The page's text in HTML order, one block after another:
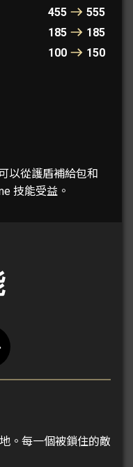
455
555
185
185
100 150
以從護盾補給包和
技能受益。
。每一個被鎖住的敵